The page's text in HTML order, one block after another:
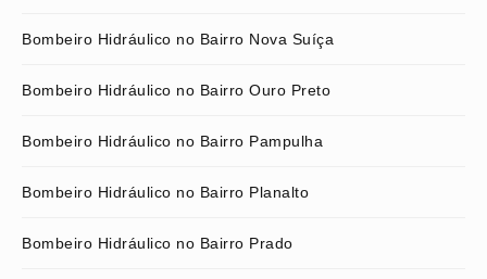
Bombeiro Hidráulico no Bairro Nova Suíça
Bombeiro Hidráulico no Bairro Ouro Preto
Bombeiro Hidráulico no Bairro Pampulha
Bombeiro Hidráulico no Bairro Planalto
Bombeiro Hidráulico no Bairro Prado